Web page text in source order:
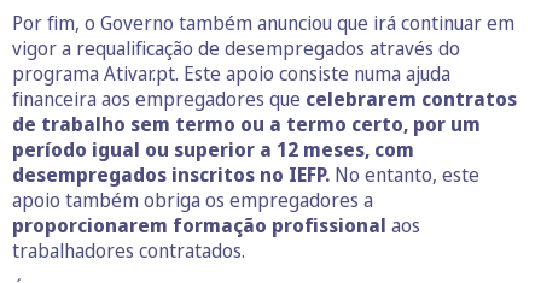
Por fim, o Governo também anunciou que irá continuar em
vigor a requalificação de desempregados através do
programa Ativar.pt. Este apoio consiste numa ajuda
financeira aos empregadores que celebrarem contratos
de trabalho sem termo ou a termo certo, por um
período igual ou superior a 12 meses, com
desempregados inscritos no IEFP. No entanto, este
apoio também obriga os empregadores a
proporcionarem formação profissional aos
trabalhadores contratados.